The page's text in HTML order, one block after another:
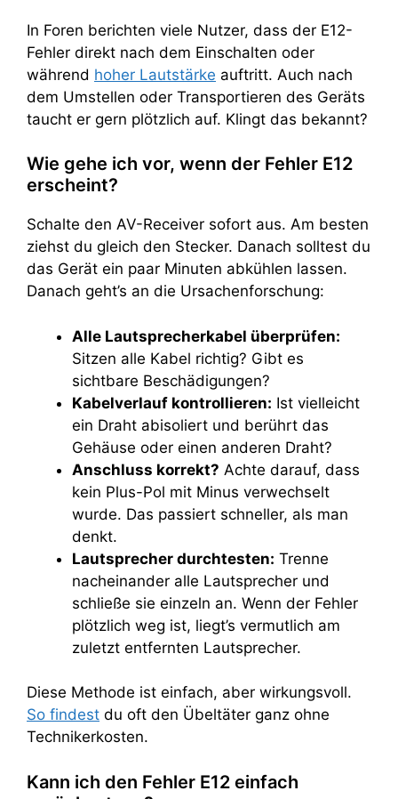
In Foren berichten viele Nutzer, dass der E12-
Fehler direkt nach dem Einschalten oder
während hoher Lautstärke auftritt. Auch nach
dem Umstellen oder Transportieren des Geräts
taucht er gern plötzlich auf. Klingt das bekannt?
Wie gehe ich vor, wenn der Fehler E12
erscheint?
Schalte den AV-Receiver sofort aus. Am besten
ziehst du gleich den Stecker. Danach solltest du
das Gerät ein paar Minuten abkühlen lassen.
Danach geht’s an die Ursachenforschung:
Alle Lautsprecherkabel überprüfen:
Sitzen alle Kabel richtig? Gibt es
sichtbare Beschädigungen?
Kabelverlauf kontrollieren: Ist vielleicht
ein Draht abisoliert und berührt das
Gehäuse oder einen anderen Draht?
Anschluss korrekt? Achte darauf, dass
kein Plus-Pol mit Minus verwechselt
wurde. Das passiert schneller, als man
denkt.
Lautsprecher durchtesten: Trenne
nacheinander alle Lautsprecher und
schließe sie einzeln an. Wenn der Fehler
plötzlich weg ist, liegt’s vermutlich am
zuletzt entfernten Lautsprecher.
Diese Methode ist einfach, aber wirkungsvoll.
So findest du oft den Übeltäter ganz ohne
Technikerkosten.
Kann ich den Fehler E12 einfach